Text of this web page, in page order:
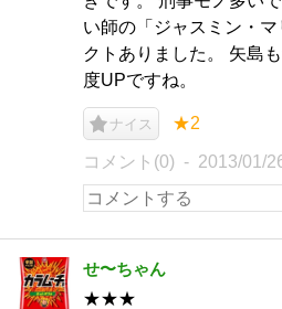
い師の「ジャスミン・
クトありました。 矢島
度UPですね。
ナイス ★2
コメント(0) 2013/01/
せ〜ちゃん
★★★